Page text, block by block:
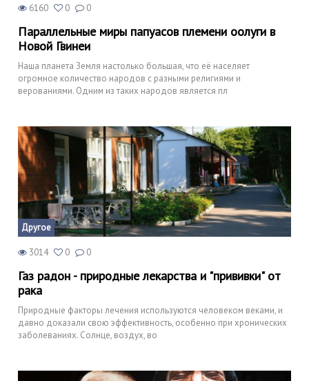
6160 0 0
Параллельные миры папуасов племени оолуги в
Новой Гвинеи
Наша планета Земля настолько большая, что её населяет
огромное количество народов с разными религиями и
верованиями. Одним из таких народов является пл
Другое
3014 0 0
Газ радон - природные лекарства и "прививки" от
рака
Природные факторы лечения используются человеком веками, и
давно доказали свою эффективность, особенно при хронических
заболеваниях. Солнце, воздух, во